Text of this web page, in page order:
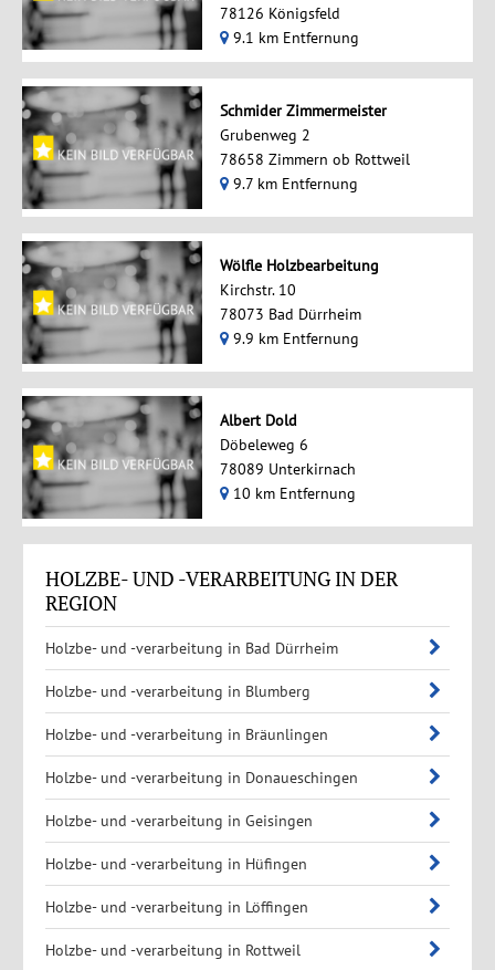
78126 Königsfeld
9.1 km Entfernung
Schmider Zimmermeister
Grubenweg 2
78658 Zimmern ob Rottweil
9.7 km Entfernung
Wölfle Holzbearbeitung
Kirchstr. 10
78073 Bad Dürrheim
9.9 km Entfernung
Albert Dold
Döbeleweg 6
78089 Unterkirnach
10 km Entfernung
HOLZBE- UND -VERARBEITUNG IN DER
REGION
Holzbe- und -verarbeitung in Bad Dürrheim
Holzbe- und -verarbeitung in Blumberg
Holzbe- und -verarbeitung in Bräunlingen
Holzbe- und -verarbeitung in Donaueschingen
Holzbe- und -verarbeitung in Geisingen
Holzbe- und -verarbeitung in Hüfingen
Holzbe- und -verarbeitung in Löffingen
Holzbe- und -verarbeitung in Rottweil